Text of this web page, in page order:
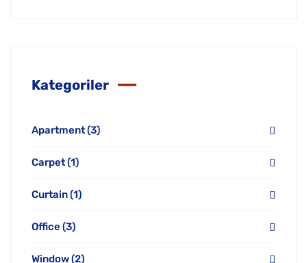
Kategoriler
Apartment(3)
Carpet(1)
Curtain(1)
Office (3)
Window(2)